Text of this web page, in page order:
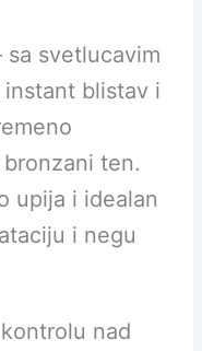
sa svetlucavim
blistav i
ten.
upija i idealan
i negu
nad